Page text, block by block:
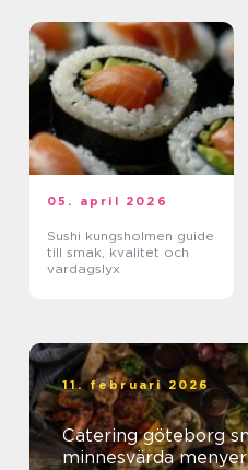
05. april 2026
Sushi kungsholmen guide
till smak, kvalitet och
vardagslyx
11. februari 2026
Catering göteborg smarta val för
minnesvärda menyer